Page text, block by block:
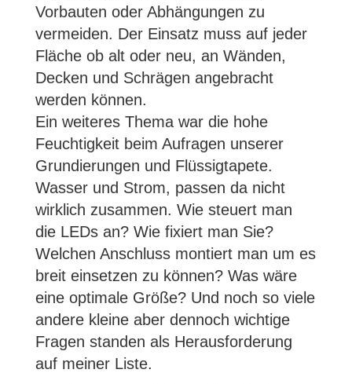
Vorbauten oder Abhängungen zu
vermeiden. Der Einsatz muss auf jeder
Fläche ob alt oder neu, an Wänden,
Decken und Schrägen angebracht
werden können.
Ein weiteres Thema war die hohe
Feuchtigkeit beim Aufragen unserer
Grundierungen und Flüssigtapete.
Wasser und Strom, passen da nicht
wirklich zusammen. Wie steuert man
die LEDs an? Wie fixiert man Sie?
Welchen Anschluss montiert man um es
breit einsetzen zu können? Was wäre
eine optimale Größe? Und noch so viele
andere kleine aber dennoch wichtige
Fragen standen als Herausforderung
auf meiner Liste.